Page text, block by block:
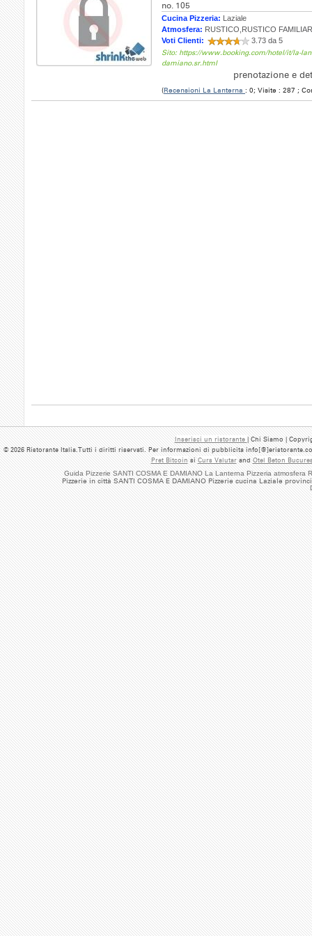
Guida Pizzerie SANTI COSMA E DAMIANO La Lanterna Pizzeria atmosfera
Pizzerie in città SANTI COSMA E DAMIANO Pizzerie cucina Laziale
no. 105
Cucina Pizzeria: Laziale
Atmosfera: RUSTICO,RUSTICO
Voti Clienti:
3.73 da 5
Sito: https://www.booking.com/hotel/it/la-
damiano.sr.html
prenotazione e
(Recensioni La Lanterna : 0; Visite : 287 ;
Inserisci un ristorante | Chi Siamo |
© 2026 Ristorante Italia.Tutti i diritti riservati. Per informazioni di pubblicita
Pret BitcoinsiCurs ValutarandOtel Beton